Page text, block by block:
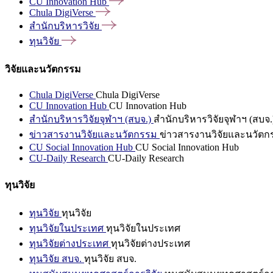
Chula DigiVerse
สำนักบริหารวิจัย
ทุนวิจัย
วิจัยและนวัตกรรม
Chula DigiVerse Chula DigiVerse
CU Innovation Hub CU Innovation Hub
สำนักบริหารวิจัยจุฬาฯ (สบจ.) สำนักบริหารวิจัยจุฬาฯ (สบจ
ข่าวสารงานวิจัยและนวัตกรรม ข่าวสารงานวิจัยและนวัตก
CU Social Innovation Hub CU Social Innovation Hub
CU-Daily Research CU-Daily Research
ทุนวิจัย
ทุนวิจัย ทุนวิจัย
ทุนวิจัยในประเทศ ทุนวิจัยในประเทศ
ทุนวิจัยต่างประเทศ ทุนวิจัยต่างประเทศ
ทุนวิจัย สบจ. ทุนวิจัย สบจ.